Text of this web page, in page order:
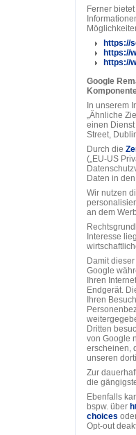
Ferner
https://
https://
https://
Google
In unserem
„Ähnliche
einen
Street,
Durch die
(„EU-US
Daten in
Wir nutzen
an dem
Interesse
Damit
Google
Ihren
Endgerät.
Ihren
Dritten
von Google
erscheinen,
unseren
Zur
die
Ebenfalls
bspw. über
choices
Opt-out